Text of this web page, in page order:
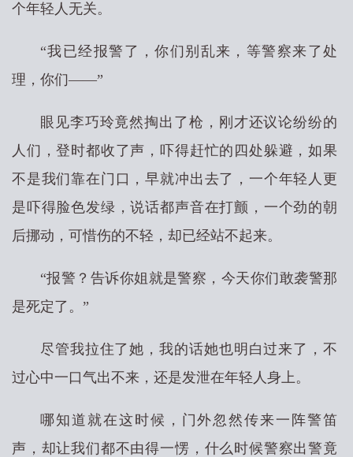
个年轻人无关。
“我已经报警了，你们别乱来，等警察来了处
理，你们——”
眼见李巧玲竟然掏出了枪，刚才还议论纷纷的
人们，登时都收了声，吓得赶忙的四处躲避，如果
不是我们靠在门口，早就冲出去了，一个年轻人更
是吓得脸色发绿，说话都声音在打颤，一个劲的朝
后挪动，可惜伤的不轻，却已经站不起来。
“报警？告诉你姐就是警察，今天你们敢袭警那
是死定了。”
尽管我拉住了她，我的话她也明白过来了，不
过心中一口气出不来，还是发泄在年轻人身上。
哪知道就在这时候，门外忽然传来一阵警笛
声，却让我们都不由得一愣，什么时候警察出警竟